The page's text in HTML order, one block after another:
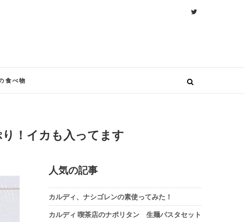
食べ物
！イカも入ってます
人気の記事
カルディ、ナシゴレンの素使ってみた！
カルディ 喫茶店のナポリタン 生麺パスタセット